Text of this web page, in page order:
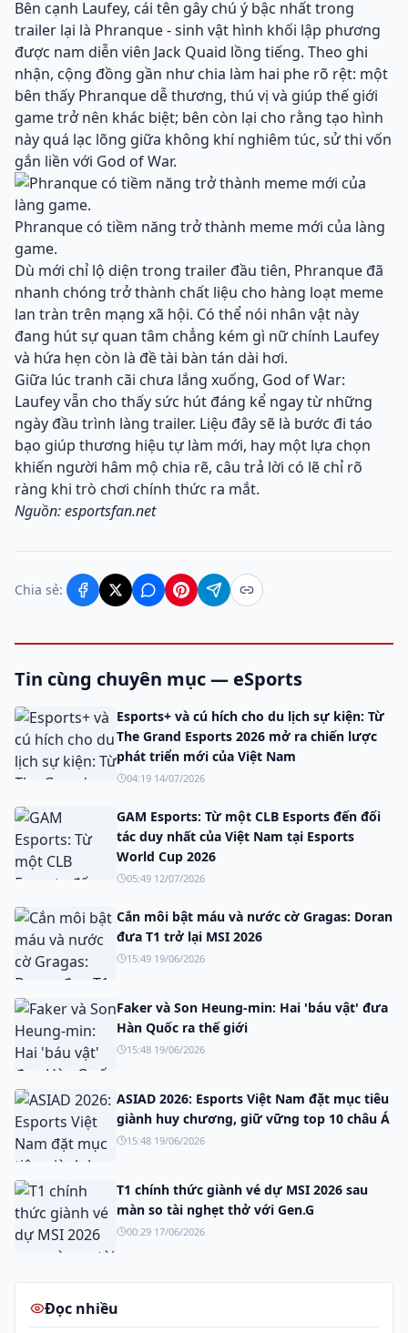
Bên cạnh Laufey, cái tên gây chú ý bậc nhất trong
trailer lại là Phranque - sinh vật hình khối lập phương
được nam diễn viên Jack Quaid lồng tiếng. Theo ghi
nhận, cộng đồng gần như chia làm hai phe rõ rệt: một
bên thấy Phranque dễ thương, thú vị và giúp thế giới
game trở nên khác biệt; bên còn lại cho rằng tạo hình
này quá lạc lõng giữa không khí nghiêm túc, sử thi vốn
gắn liền với God of War.
Phranque có tiềm năng trở thành meme mới của làng
game.
Dù mới chỉ lộ diện trong trailer đầu tiên, Phranque đã
nhanh chóng trở thành chất liệu cho hàng loạt meme
lan tràn trên mạng xã hội. Có thể nói nhân vật này
đang hút sự quan tâm chẳng kém gì nữ chính Laufey
và hứa hẹn còn là đề tài bàn tán dài hơi.
Giữa lúc tranh cãi chưa lắng xuống, God of War:
Laufey vẫn cho thấy sức hút đáng kể ngay từ những
ngày đầu trình làng trailer. Liệu đây sẽ là bước đi táo
bạo giúp thương hiệu tự làm mới, hay một lựa chọn
khiến người hâm mộ chia rẽ, câu trả lời có lẽ chỉ rõ
ràng khi trò chơi chính thức ra mắt.
Nguồn: esportsfan.net
Chia sẻ:
Tin cùng chuyên mục — eSports
Esports+ và cú hích cho du lịch sự kiện: Từ
The Grand Esports 2026 mở ra chiến lược
phát triển mới của Việt Nam
04:19 14/07/2026
GAM Esports: Từ một CLB Esports đến đối
tác duy nhất của Việt Nam tại Esports
World Cup 2026
05:49 12/07/2026
Cắn môi bật máu và nước cờ Gragas: Doran
đưa T1 trở lại MSI 2026
15:49 19/06/2026
Faker và Son Heung-min: Hai 'báu vật' đưa
Hàn Quốc ra thế giới
15:48 19/06/2026
ASIAD 2026: Esports Việt Nam đặt mục tiêu
giành huy chương, giữ vững top 10 châu Á
15:48 19/06/2026
T1 chính thức giành vé dự MSI 2026 sau
màn so tài nghẹt thở với Gen.G
00:29 17/06/2026
Đọc nhiều